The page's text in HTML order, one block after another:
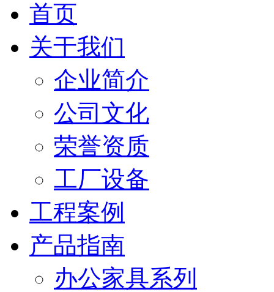
首页
关于我们
企业简介
公司文化
荣誉资质
工厂设备
工程案例
产品指南
办公家具系列